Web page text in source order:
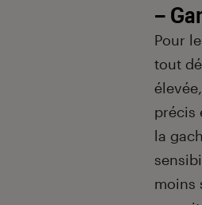
–
Pour
tout
précis
la
moins